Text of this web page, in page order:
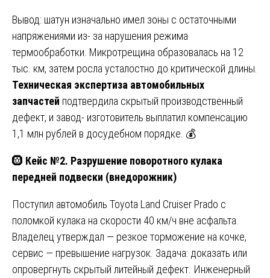
Вывод: шатун изначально имел зоны с остаточными
напряжениями из- за нарушения режима
термообработки. Микротрещина образовалась на 12
тыс. км, затем росла усталостно до критической длины.
Техническая экспертиза автомобильных
запчастей подтвердила скрытый производственный
дефект, и завод- изготовитель выплатил компенсацию
1,1 млн рублей в досудебном порядке. 💰
🛞 Кейс №2. Разрушение поворотного кулака
передней подвески (внедорожник)
Поступил автомобиль Toyota Land Cruiser Prado с
поломкой кулака на скорости 40 км/ч вне асфальта.
Владелец утверждал — резкое торможение на кочке,
сервис — превышение нагрузок. Задача: доказать или
опровергнуть скрытый литейный дефект. Инженерный